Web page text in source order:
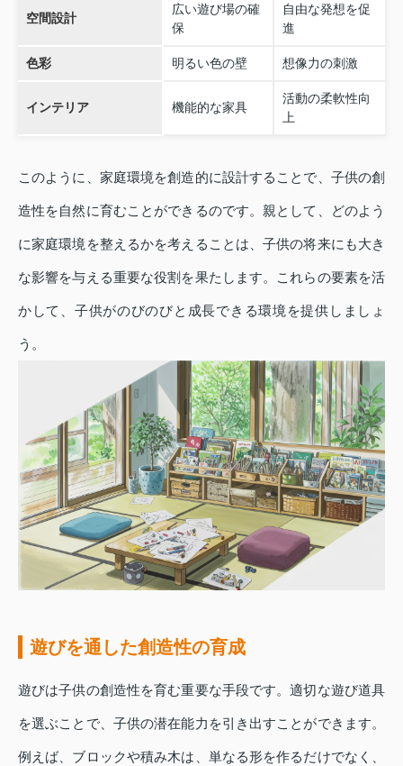
空間設計
広い遊び場の確
保
自由な発想を促
進
色彩 明るい色の壁 想像力の刺激
インテリア 機能的な家具
活動の柔軟性向
上
このように、家庭環境を創造的に設計することで、子供の創
造性を自然に育むことができるのです。親として、どのよう
に家庭環境を整えるかを考えることは、子供の将来にも大き
な影響を与える重要な役割を果たします。これらの要素を活
かして、子供がのびのびと成長できる環境を提供しましょ
う。
遊びを通した創造性の育成
遊びは子供の創造性を育む重要な手段です。適切な遊び道具
を選ぶことで、子供の潜在能力を引き出すことができます。
例えば、ブロックや積み木は、単なる形を作るだけでなく、